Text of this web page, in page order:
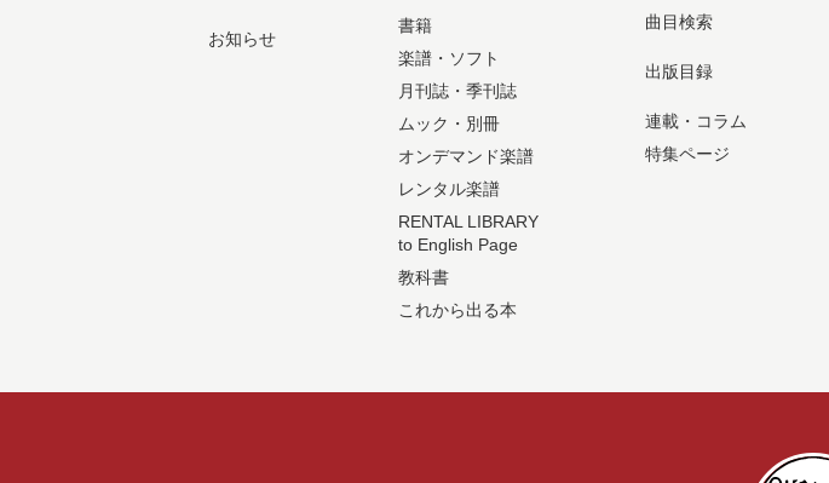
お知らせ
書籍
楽譜・ソフト
月刊誌・季刊誌
ムック・別冊
オンデマンド楽譜
レンタル楽譜
RENTAL LIBRARY
to English Page
教科書
これから出る本
曲目検索
出版目録
連載・コラム
特集ページ